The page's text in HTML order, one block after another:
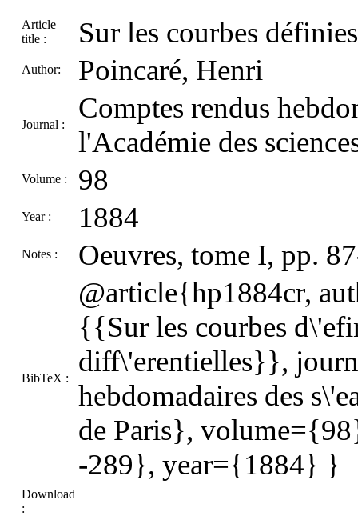
Article
title :
Sur les courbes
Author: Poincaré, Henri
Journal :
Comptes rendus
l'Académie des
Volume : 98
Year : 1884
Notes : Oeuvres, tome I, pp.
BibTeX :
@article{hp1884cr,
{{Sur les courbes
diff\'erentielles}},
hebdomadaires des
de Paris},
-289}, year={1884} }
Download
: